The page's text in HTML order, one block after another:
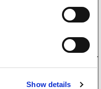
Show details
200×50 5×112